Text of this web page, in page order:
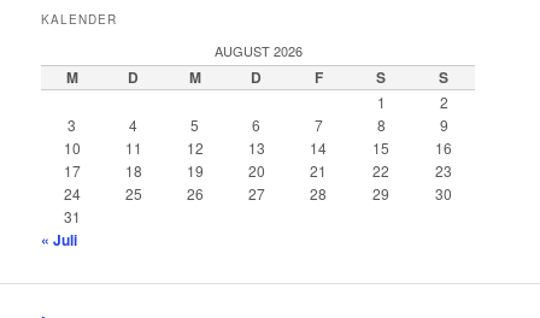
KALENDER
AUGUST 2026
M D M D F S S
1
2
3
4 5 6 7 8
9
10
11 12 13 14 15
16
17
18 19 20 21 22
23
24
25 26 27 28 29
30
31
« Juli